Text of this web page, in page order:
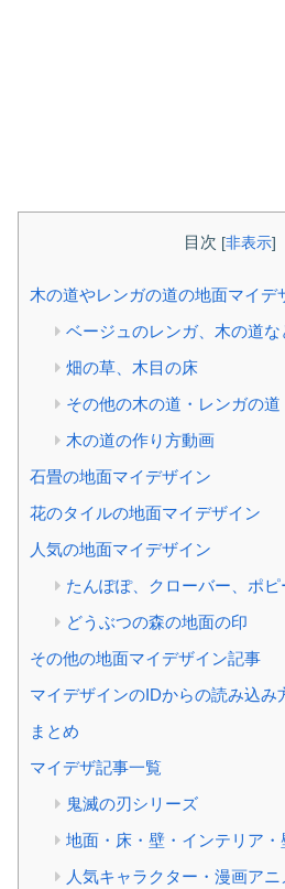
目次 [非表示]
木の道やレンガの道の地面マイデ
ベージュのレンガ、木の道な
畑の草、木目の床
その他の木の道・レンガの道
木の道の作り方動画
石畳の地面マイデザイン
花のタイルの地面マイデザイン
人気の地面マイデザイン
たんぽぽ、クローバー、ポ
どうぶつの森の地面の印
その他の地面マイデザイン記事
マイデザインのIDからの読み込み
まとめ
マイデザ記事一覧
鬼滅の刃シリーズ
地面・床・壁・インテリア・
人気キャラクター・漫画アニ